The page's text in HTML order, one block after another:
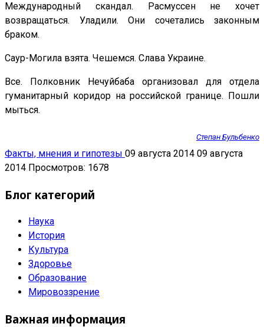
Международный скандал. Расмуссен не хочет
возвращаться. Уладили. Они сочетались законным
браком.
Саур-Могила взята. Чешемся. Слава Украине.
Все. Полковник Нечуйбаба организовал для отдела
гуманитарный коридор на российской границе. Пошли
мыться.
Степан Бульбенко
Факты, мнения и гипотезы 09 августа 2014 09 августа
2014 Просмотров: 1678
Блог категорий
Наука
История
Культура
Здоровье
Образование
Мировоззрение
Важная информация